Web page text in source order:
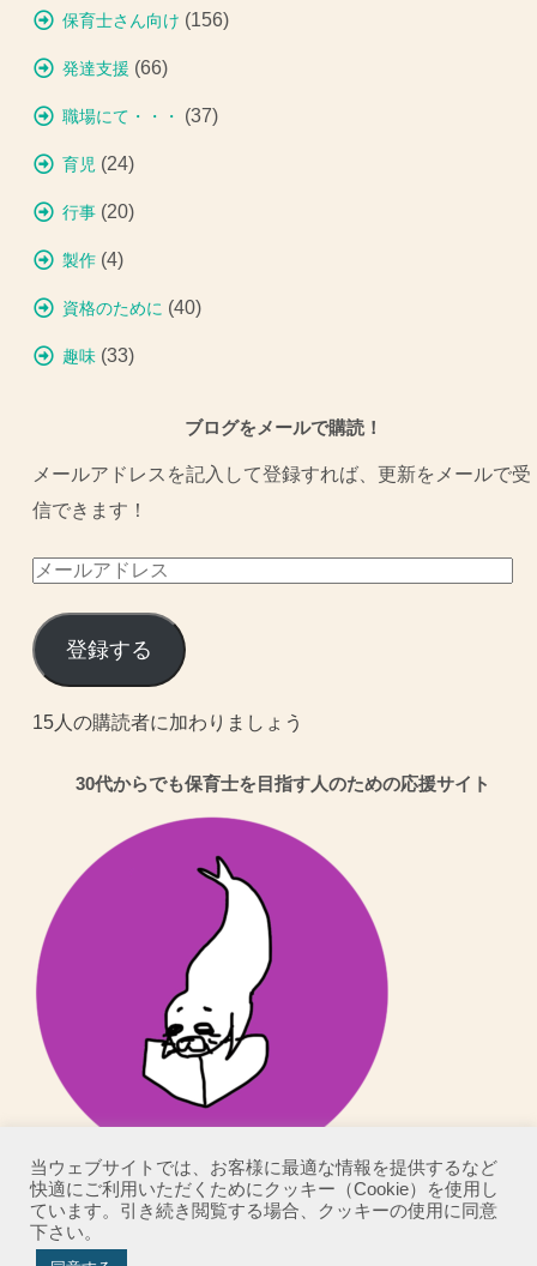
保育士さん向け (156)
発達支援 (66)
職場にて・・・ (37)
育児 (24)
行事 (20)
製作 (4)
資格のために (40)
趣味 (33)
ブログをメールで購読！
メールアドレスを記入して登録すれば、更新をメールで受
信できます！
メ
ル
ア
ド
登録する
15人の購読者に加わりましょう
30代からでも保育士を目指す人のための応援サイト
当ウェブサイトでは、お客様に最適な情報を提供するなど
快適にご利用いただくためにクッキー（Cookie）を使用し
ています。引き続き閲覧する場合、クッキーの使用に同意
下さい。